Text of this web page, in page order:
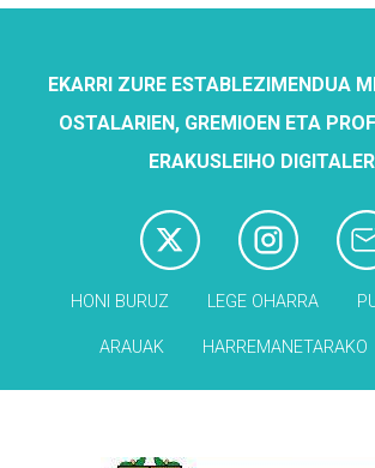
EKARRI ZURE ESTABLEZIMENDUA
OSTALARIEN, GREMIOEN ETA
ERAKUSLEIHO
HONI BURUZ LEGE OHARRA
ARAUAK HARREMANETARAKO